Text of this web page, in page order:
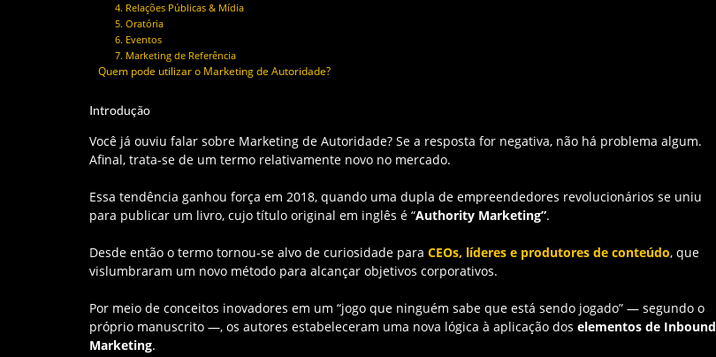
4. Relações Públicas & Mídia
5. Oratória
6. Eventos
7. Marketing de Referência
Quem pode utilizar o Marketing de Autoridade?
Introdução
Você já ouviu falar sobre Marketing de Autoridade? Se a resposta for negativa, não há problema algum.
Afinal, trata-se de um termo relativamente novo no mercado.
Essa tendência ganhou força em 2018, quando uma dupla de empreendedores revolucionários se uniu
para publicar um livro, cujo título original em inglês é “Authority Marketing”.
Desde então o termo tornou-se alvo de curiosidade para CEOs, líderes e produtores de conteúdo, que
vislumbraram um novo método para alcançar objetivos corporativos.
Por meio de conceitos inovadores em um “jogo que ninguém sabe que está sendo jogado” — segundo o
próprio manuscrito —, os autores estabeleceram uma nova lógica à aplicação dos elementos de Inbound
Marketing.